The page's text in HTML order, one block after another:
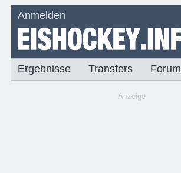
Anmelden
Ergebnisse Transfers Forum
Anzeige